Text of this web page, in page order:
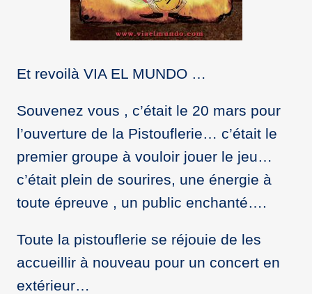
Et revoilà VIA EL MUNDO …
Souvenez vous , c’était le 20 mars pour
l’ouverture de la Pistouflerie… c’était le
premier groupe à vouloir jouer le jeu…
c’était plein de sourires, une énergie à
toute épreuve , un public enchanté….
Toute la pistouflerie se réjouie de les
accueillir à nouveau pour un concert en
extérieur…